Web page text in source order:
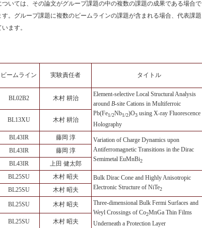
いては、その論文がグループ課題の中の複数の課題の成果である場合で
。グループ課題に複数のビームラインの課題が含まれる場合、代表課題
ます。
ビームライン 実験責任者 タイトル
BL02B2 木村 耕治
Element-selective Local Structural Analysis
around B-site Cations in Multiferroic
Pb(Fe1/2Nb1/2)O3 using X-ray Fluorescence
Holography
BL13XU 木村 耕治
BL43IR 藤岡 淳
Variation of Charge Dynamics upon
Antiferromagnetic Transitions in the Dirac
Semimetal EuMnBi2
BL43IR
藤岡 淳
BL43IR 上田 健太郎
BL25SU 木村 昭夫
Bulk Dirac Cone and Highly Anisotropic
Electronic Structure of NiTe2
BL25SU 木村 昭夫
BL25SU 木村 昭夫
Three-dimensional Bulk Fermi Surfaces and
Weyl Crossings of Co2MnGa Thin Films
Underneath a Protection Layer
BL25SU 木村 昭夫